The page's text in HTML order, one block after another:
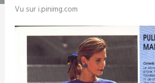
Vu sur i.pinimg.com